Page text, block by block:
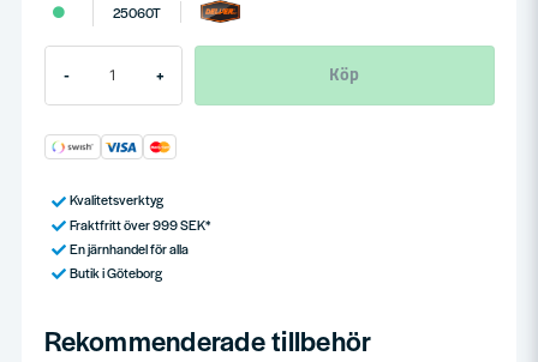
25060T
- + Köp
Kvalitetsverktyg
Fraktfritt över 999 SEK*
En järnhandel för alla
Butik i Göteborg
Rekommenderade tillbehör